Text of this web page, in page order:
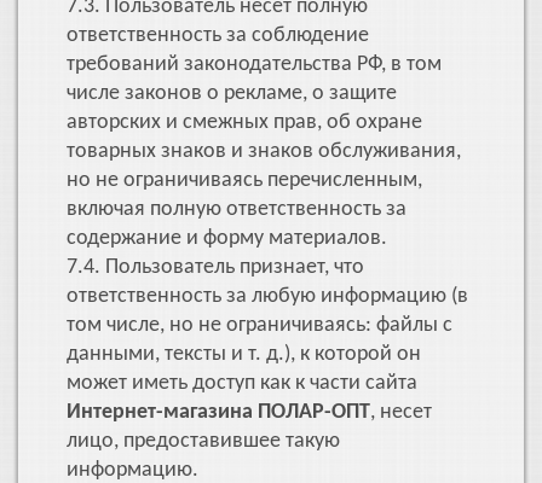
7.3. Пользователь несет полную
ответственность за соблюдение
требований законодательства РФ, в том
числе законов о рекламе, о защите
авторских и смежных прав, об охране
товарных знаков и знаков обслуживания,
но не ограничиваясь перечисленным,
включая полную ответственность за
содержание и форму материалов.
7.4. Пользователь признает, что
ответственность за любую информацию (в
том числе, но не ограничиваясь: файлы с
данными, тексты и т. д.), к которой он
может иметь доступ как к части сайта
Интернет-магазина ПОЛАР-ОПТ, несет
лицо, предоставившее такую
информацию.